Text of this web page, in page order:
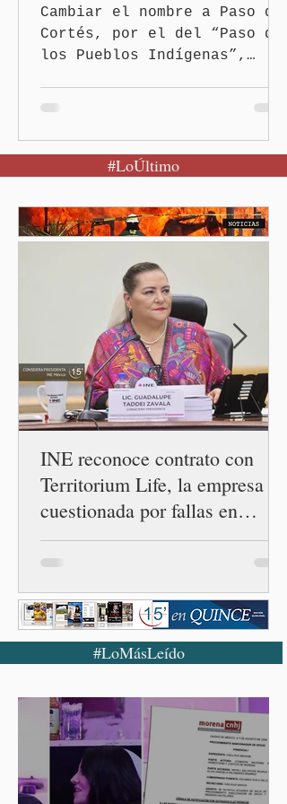
Cambiar el nombre a Paso de
Cortés, por el del “Paso de
los Pueblos Indígenas”,
Jornada Nacional de
Reforestación desde la
Xalitzintla.
#LoÚltimo
INE reconoce contrato con
Territorium Life, la empresa
cuestionada por fallas en
examen de la UNAM
#LoMásLeído